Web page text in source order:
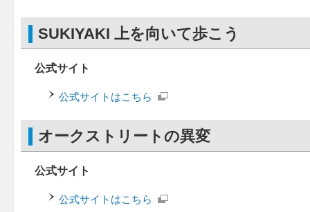
SUKIYAKI 上を向いて歩こう
公式サイト
公式サイトはこちら
オークストリートの異変
公式サイト
公式サイトはこちら